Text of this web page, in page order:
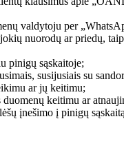
valdytoju per
nuorodų ar priedų,
pinigų sąskaitoje;
susijusiais su
ar jų keitimu;
duomenų keitimu ar
įnešimo į pinigų